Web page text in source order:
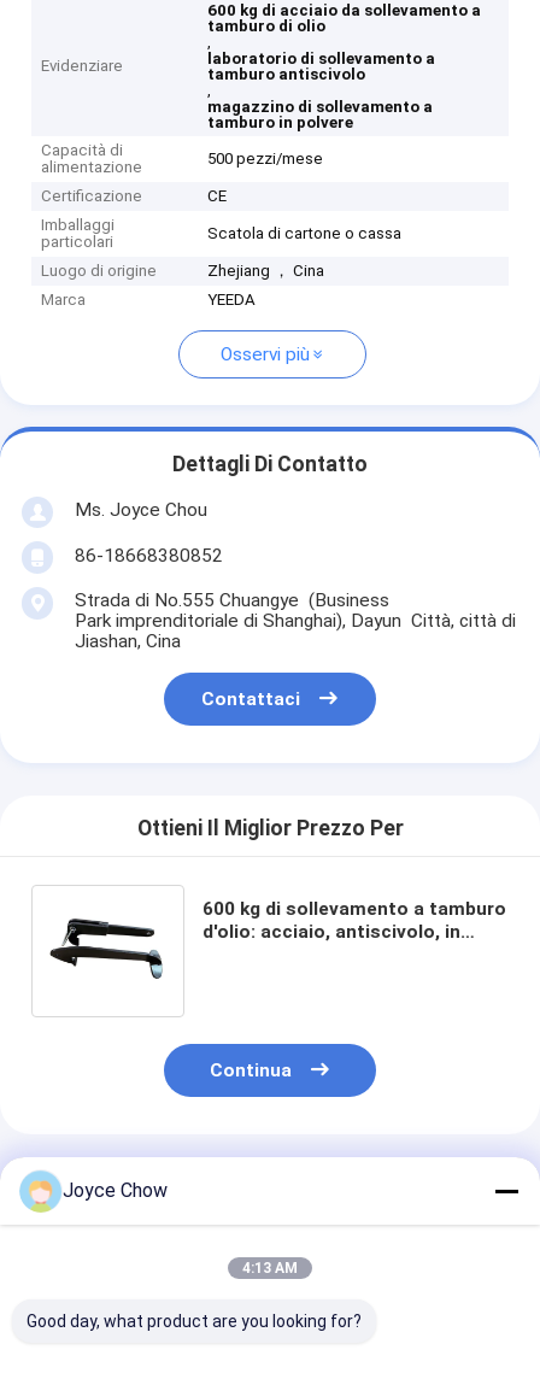
Evidenziare
600 kg di acciaio da sollevamento a
tamburo di olio
,
laboratorio di sollevamento a
tamburo antiscivolo
,
magazzino di sollevamento a
tamburo in polvere
Capacità di
alimentazione
500 pezzi/mese
Certificazione
CE
Imballaggi
particolari
Scatola di cartone o cassa
Luogo di origine
Zhejiang ， Cina
Marca
YEEDA
Osservi più
Dettagli Di Contatto
Ms. Joyce Chou
86-18668380852
Strada di No.555 Chuangye (Business
Park imprenditoriale di Shanghai), Dayun Città, città di
Jiashan, Cina
Contattaci
Ottieni Il Miglior Prezzo Per
600 kg di sollevamento a tamburo
d'olio: acciaio, antiscivolo, in
Continua
Prodotti Raccomandati
Joyce Chow
4:13 AM
Good day, what product are you looking for?